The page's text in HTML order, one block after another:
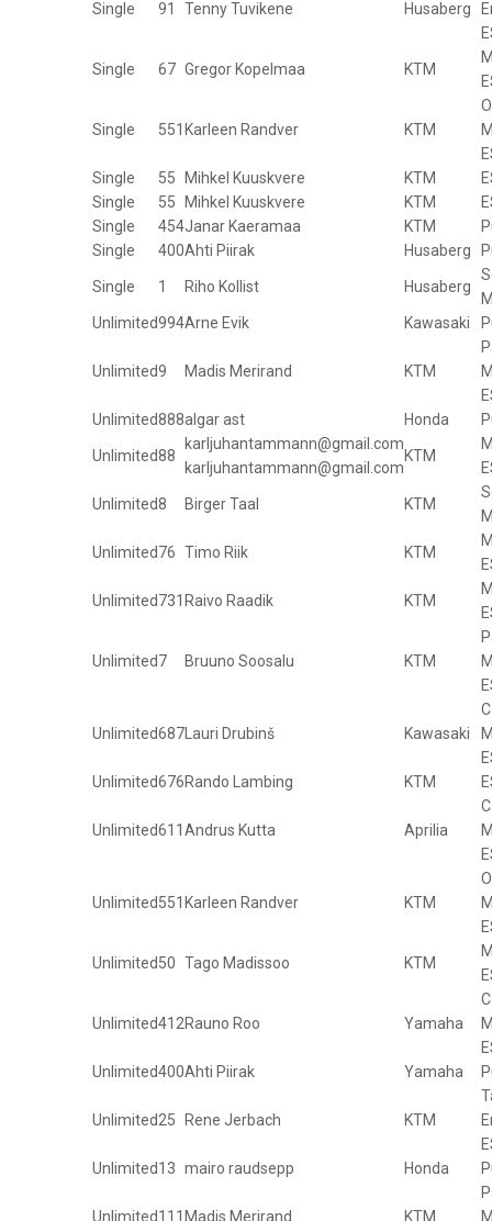
Single 91 Tenny Tuvikene Husaberg
Single 67 Gregor Kopelmaa KTM
Single 551 Karleen Randver KTM
Single
55 Mihkel Kuuskvere KTM
Single
55 Mihkel Kuuskvere KTM
Single
454Janar Kaeramaa KTM
Single
400Ahti Piirak Husaberg
Single 1 Riho Kollist Husaberg
Unlimited994Arne Evik Kawasaki
Unlimited9 Madis Merirand KTM
Unlimited888algar ast Honda
Unlimited88
karljuhantammann@gmail.com
karljuhantammann@gmail.com
KTM
Unlimited8 Birger Taal KTM
Unlimited76 Timo Riik KTM
Unlimited731 Raivo Raadik KTM
Unlimited7 Bruuno Soosalu KTM
Unlimited687 Lauri Drubinš Kawasaki
Unlimited676Rando Lambing KTM
Unlimited611 Andrus Kutta Aprilia
Unlimited551 Karleen Randver KTM
Unlimited50 Tago Madissoo KTM
Unlimited412Rauno Roo Yamaha
Unlimited400Ahti Piirak Yamaha
Unlimited25 Rene Jerbach KTM
Unlimited13 mairo raudsepp Honda
Unlimited111 Madis Merirand KTM